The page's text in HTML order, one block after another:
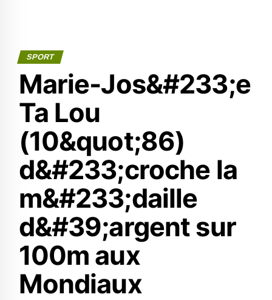
SPORT
Marie-Jos&#233;e
Ta Lou
(10&quot;86)
d&#233;croche la
m&#233;daille
d&#39;argent sur
100m aux
Mondiaux